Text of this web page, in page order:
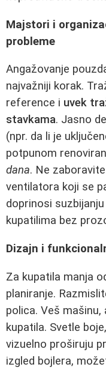
Majstori i
probleme
Angažovanje
najvažniji korak.
reference i uvek
stavkama. Jasno
(npr. da li je
potpunom
dana. Ne
ventilatora koji se
doprinosi
kupatilima bez
Dizajn i
Za kupatila manja
planiranje.
polica. Veš
kupatila. Svetle
vizuelno proširuju
izgled bojlera,